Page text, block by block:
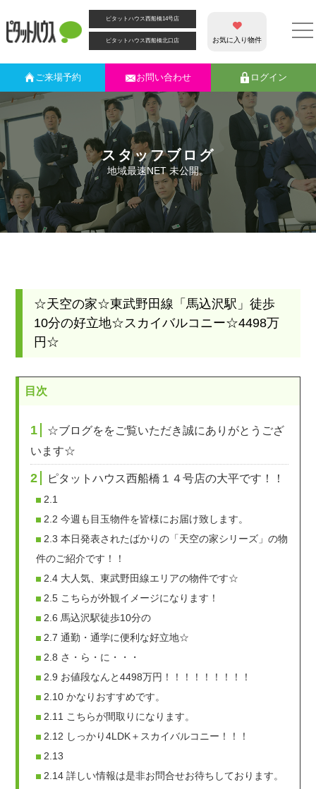
ピタットハウス西船橋14号店
ピタットハウス西船橋北口店 お気に入り物件
ご来場予約 お問い合わせ ログイン
スタッフブログ
地域最速NET 未公開。
☆天空の家☆東武野田線「馬込沢駅」徒歩
10分の好立地☆スカイバルコニー☆4498万
円☆
目次
1
☆ブログををご覧いただき誠にありがとうござ
います☆
2 ピタットハウス西船橋１４号店の大平です！！
2.1
2.2 今週も目玉物件を皆様にお届け致します。
2.3 本日発表されたばかりの「天空の家シリーズ」の物
件のご紹介です！！
2.4 大人気、東武野田線エリアの物件です☆
2.5 こちらが外観イメージになります！
2.6 馬込沢駅徒歩10分の
2.7 通勤・通学に便利な好立地☆
2.8 さ・ら・に・・・
2.9 お値段なんと4498万円！！！！！！！！！
2.10 かなりおすすめです。
2.11 こちらが間取りになります。
2.12 しっかり4LDK＋スカイバルコニー！！！
2.13
2.14 詳しい情報は是非お問合せお待ちしております。